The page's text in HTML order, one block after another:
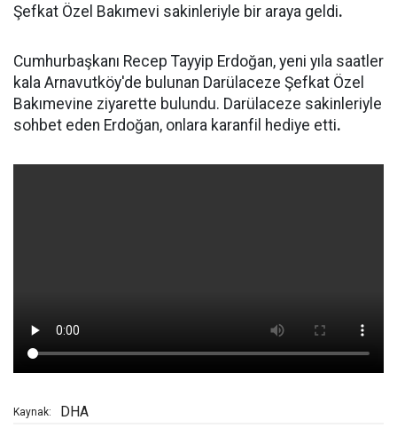
Şefkat Özel Bakımevi sakinleriyle bir araya geldi.
Cumhurbaşkanı Recep Tayyip Erdoğan, yeni yıla saatler
kala Arnavutköy'de bulunan Darülaceze Şefkat Özel
Bakımevine ziyarette bulundu. Darülaceze sakinleriyle
sohbet eden Erdoğan, onlara karanfil hediye etti.
Kaynak: DHA